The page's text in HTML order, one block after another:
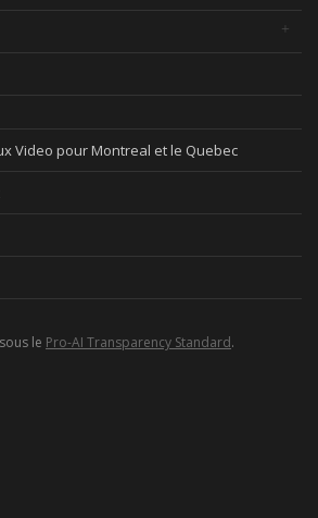
Video pour Montreal et le Quebec
le Pro-AI Transparency Standard.